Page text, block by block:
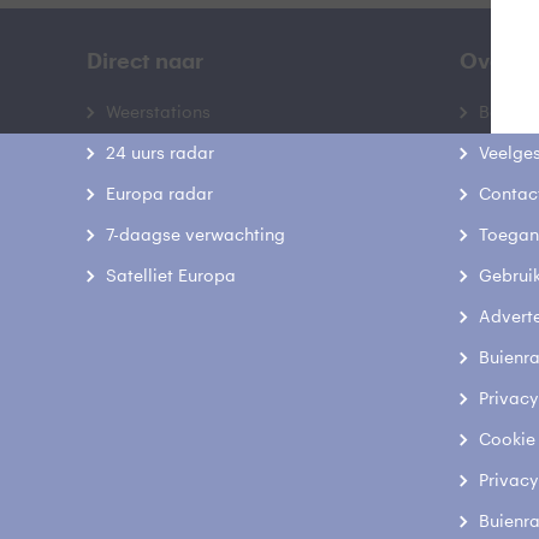
Direct naar
Weerstations
24 uurs radar
Europa radar
7-daagse verwachting
Satelliet Europa
Over